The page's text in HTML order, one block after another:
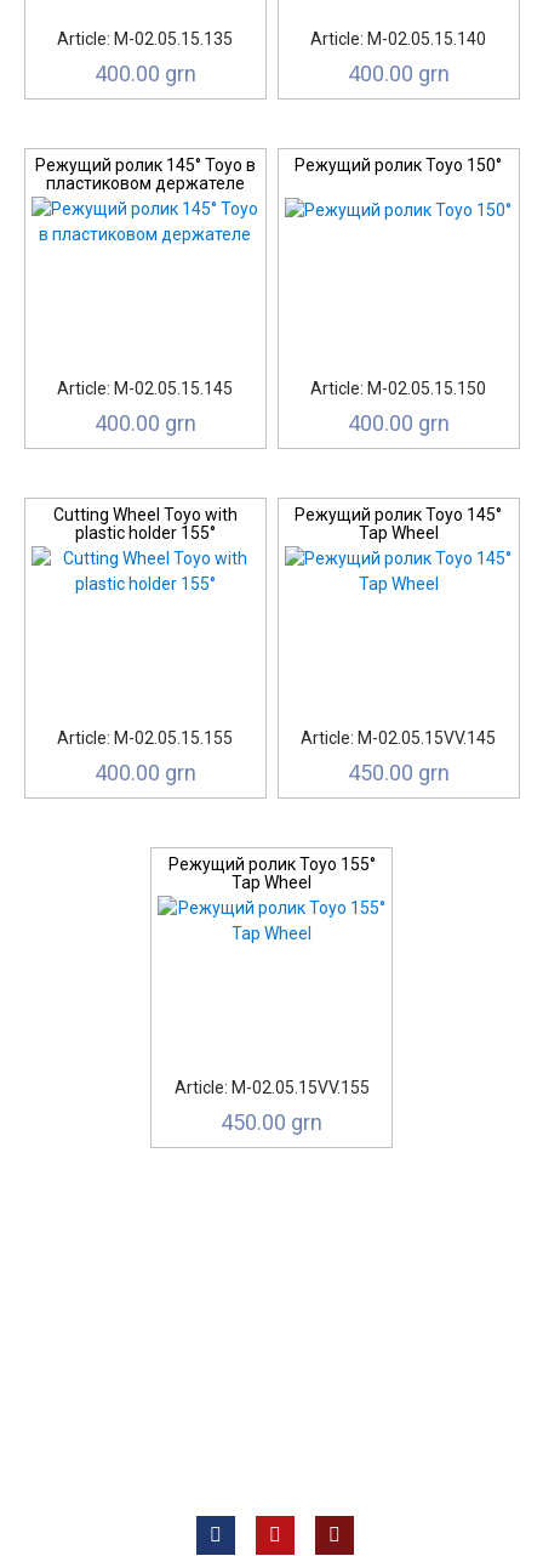
Article: М-02.05.15.135
400.00 grn
Article: М-02.05.15.140
400.00 grn
Режущий ролик 145° Toyo в
пластиковом держателе
Article: М-02.05.15.145
400.00 grn
Режущий ролик Toyo 150°
Article: М-02.05.15.150
400.00 grn
Cutting Wheel Toyo with
plastic holder 155°
Article: М-02.05.15.155
400.00 grn
Режущий ролик Toyo 145°
Tap Wheel
Article: М-02.05.15VV.145
450.00 grn
Режущий ролик Toyo 155°
Tap Wheel
Article: М-02.05.15VV.155
450.00 grn